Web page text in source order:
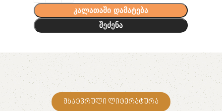
კალათაში დამატება
შეძენა
მხატვრული ლიტერატურა